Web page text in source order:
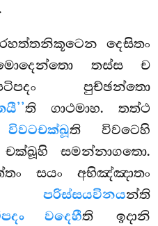
දෙසිතං
තස්ස ච
පුච්ඡන්තො
ති ගාථමාහ. තත්ථ
විවටචක්ඛූති විවටෙහි
සමන්නාගතො.
සයං අභිඤ්ඤාතං
පරිස්සයවිනයන්ති
වදෙහීති ඉදානි